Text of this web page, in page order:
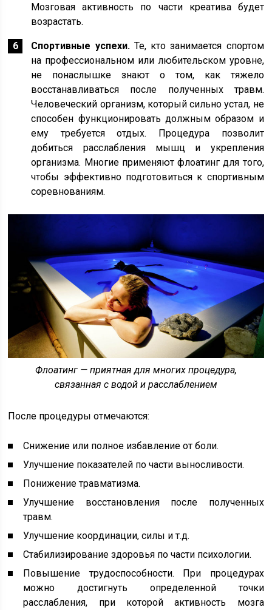
Мозговая активность по части креатива будет
возрастать.
Спортивные успехи.Те, кто занимается спортом
на профессиональном или любительском уровне,
не понаслышке знают о том, как тяжело
восстанавливаться после полученных травм.
Человеческий организм, который сильно устал, не
способен функционировать должным образом и
ему требуется отдых. Процедура позволит
добиться расслабления мышц и укрепления
организма. Многие применяют флоатинг для того,
чтобы эффективно подготовиться к спортивным
соревнованиям.
Флоатинг — приятная для многих процедура,
связанная с водой и расслаблением
После процедуры отмечаются:
Снижение или полное избавление от боли.
Улучшение показателей по части выносливости.
Понижение травматизма.
Улучшение восстановления после полученных
травм.
Улучшение координации, силы и т.д.
Стабилизирование здоровья по части психологии.
Повышение трудоспособности. При процедурах
можно достигнуть определенной точки
расслабления, при которой активность мозга